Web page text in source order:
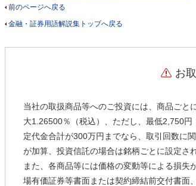
前のページへ戻る
金融・証券用語解説集トップへ戻る
お
当社の取扱商品等へのご投資には、商品ごと
大1.26500％（税込）、ただし、最低2,750
定代金合計が300万円までなら、取引回数に
が加算、投資信託の場合は銘柄ごとに設定さ
また、各商品等には価格の変動等による損
場有価証券等書面または契約締結前交付書面